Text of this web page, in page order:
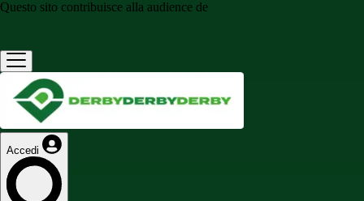
Questo sito contribuisce alla audience de
Accedi